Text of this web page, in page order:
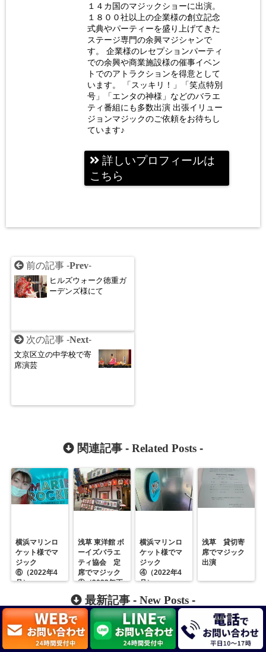
１４カ国のマジックショーに出演。
１８００社以上の企業様の創立記念
式典やパーティーを盛り上げてきた
ステージ専門の余興マジシャンで
す。 企業様のレセプションパーティ
での余興や商業施設様の催事イベン
トでのアトラクションを得意として
います。 「スッキリ！」「笑点特別
号」「エンタの神様」などのバラエ
ティ番組にも多数出演 出張イリュー
ジョンマジックのご依頼をお待ちし
ています♪
詳しいプロフィールは
こちら
前の記事 -Prev-
ヒルズウォーク徳重ガ
ーデンズ様にて
次の記事 -Next-
文京区立の中学校で寄
席演芸
関連記事 - Related Posts -
横浜マリンロ
ケット様でマ
ジック
⑥（2022年4
月）
浅草 東洋館 ボ
ーイズバラエ
ティ協会 定
席でマジック
①（2023年正
月）
横浜マリンロ
ケット様でマ
ジック
④（2022年4
月）
浅草 貸切寄
席でマジック
出演
最新記事 - New Posts -